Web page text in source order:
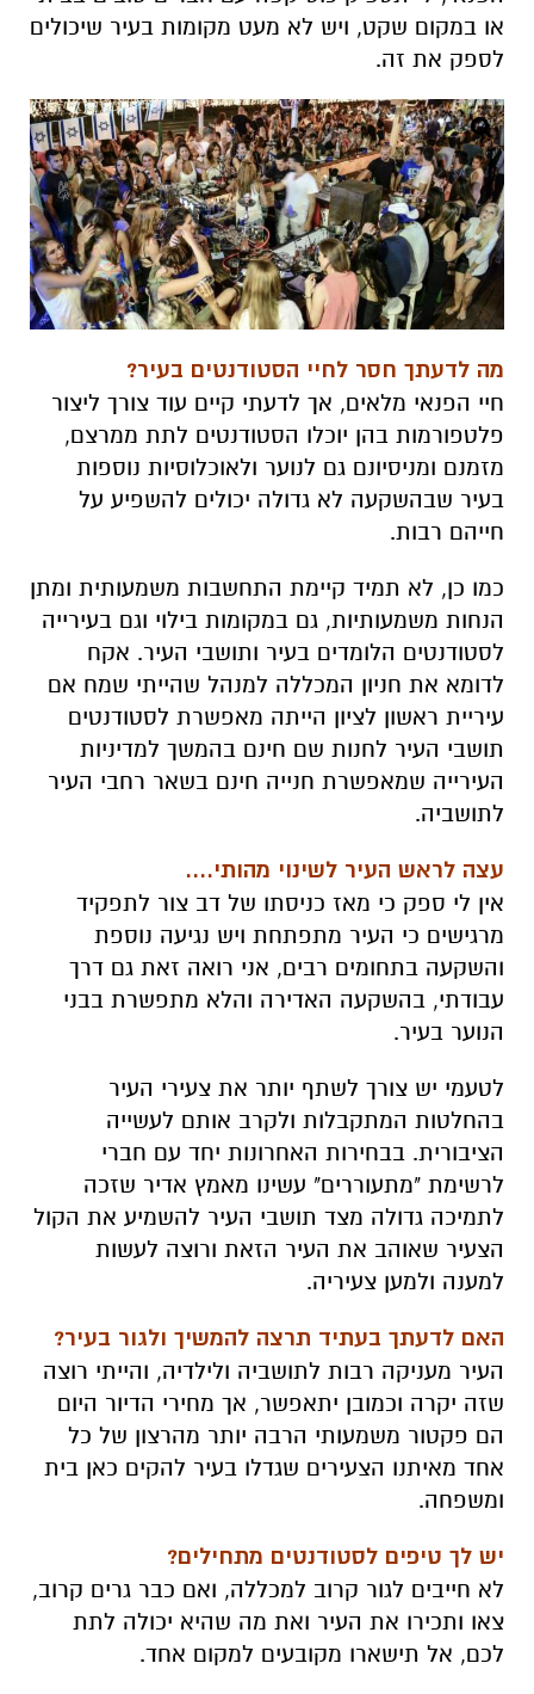
או במקום שקט, ויש לא מעט מקומות בעיר שיכולים
לספק את זה.
מה לדעתך חסר לחיי הסטודנטים בעיר?
חיי הפנאי מלאים, אך לדעתי קיים עוד צורך ליצור
פלטפורמות בהן יוכלו הסטודנטים לתת ממרצם,
מזמנם ומניסיונם גם לנוער ולאוכלוסיות נוספות
בעיר שבהשקעה לא גדולה יכולים להשפיע על
חייהם רבות.
כמו כן, לא תמיד קיימת התחשבות משמעותית ומתן
הנחות משמעותיות, גם במקומות בילוי וגם בעירייה
לסטודנטים הלומדים בעיר ותושבי העיר. אקח
לדומא את חניון המכללה למנהל שהייתי שמח אם
עיריית ראשון לציון הייתה מאפשרת לסטודנטים
תושבי העיר לחנות שם חינם בהמשך למדיניות
העירייה שמאפשרת חנייה חינם בשאר רחבי העיר
לתושביה.
עצה לראש העיר לשינוי מהותי....
אין לי ספק כי מאז כניסתו של דב צור לתפקיד
מרגישים כי העיר מתפתחת ויש נגיעה נוספת
והשקעה בתחומים רבים, אני רואה זאת גם דרך
עבודתי, בהשקעה האדירה והלא מתפשרת בבני
הנוער בעיר.
לטעמי יש צורך לשתף יותר את צעירי העיר
בהחלטות המתקבלות ולקרב אותם לעשייה
הציבורית. בבחירות האחרונות יחד עם חברי
לרשימת "מתעוררים" עשינו מאמץ אדיר שזכה
לתמיכה גדולה מצד תושבי העיר להשמיע את הקול
הצעיר שאוהב את העיר הזאת ורוצה לעשות
למענה ולמען צעיריה.
האם לדעתך בעתיד תרצה להמשיך ולגור בעיר?
העיר מעניקה רבות לתושביה ולילדיה, והייתי רוצה
שזה יקרה וכמובן יתאפשר, אך מחירי הדיור היום
הם פקטור משמעותי הרבה יותר מהרצון של כל
אחד מאיתנו הצעירים שגדלו בעיר להקים כאן בית
ומשפחה.
יש לך טיפים לסטודנטים מתחילים?
לא חייבים לגור קרוב למכללה, ואם כבר גרים קרוב,
צאו ותכירו את העיר ואת מה שהיא יכולה לתת
לכם, אל תישארו מקובעים למקום אחד.